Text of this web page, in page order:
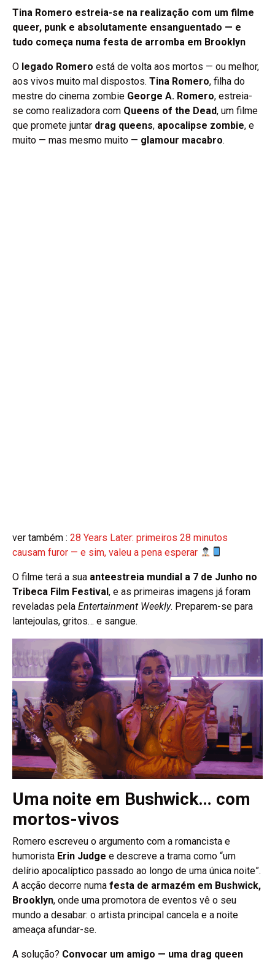
Tina Romero estreia-se na realização com um filme
queer, punk e absolutamente ensanguentado — e
tudo começa numa festa de arromba em Brooklyn
O legado Romero está de volta aos mortos — ou melhor,
aos vivos muito mal dispostos. Tina Romero, filha do
mestre do cinema zombie George A. Romero, estreia-
se como realizadora com Queens of the Dead, um filme
que promete juntar drag queens, apocalipse zombie, e
muito — mas mesmo muito — glamour macabro.
ver também : 28 Years Later: primeiros 28 minutos
causam furor — e sim, valeu a pena esperar
O filme terá a sua anteestreia mundial a 7 de Junho no
Tribeca Film Festival, e as primeiras imagens já foram
reveladas pela Entertainment Weekly. Preparem-se para
lantejoulas, gritos… e sangue.
Uma noite em Bushwick… com
mortos-vivos
Romero escreveu o argumento com a romancista e
humorista Erin Judge e descreve a trama como “um
delírio apocalíptico passado ao longo de uma única noite”.
A acção decorre numa festa de armazém em Bushwick,
Brooklyn, onde uma promotora de eventos vê o seu
mundo a desabar: o artista principal cancela e a noite
ameaça afundar-se.
A solução? Convocar um amigo — uma drag queen